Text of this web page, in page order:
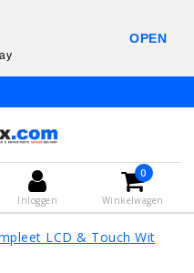
Inloggen
0
Winkelwagen
LCD & Touch Wit
OPEN